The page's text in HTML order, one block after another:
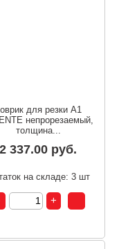
для резки А1
непрорезаемый,
толщина...
2 337.00 руб.
на складе: 3 шт